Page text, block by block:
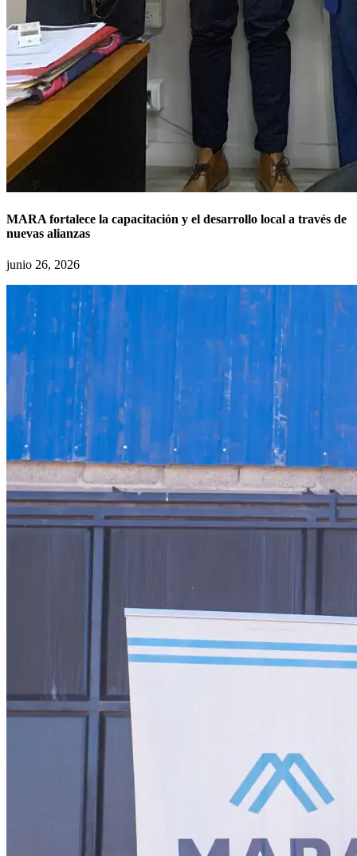
MARA fortalece la capacitación y el desarrollo local a través de
nuevas alianzas
junio 26, 2026